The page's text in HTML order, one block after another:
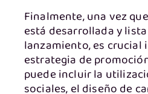
Finalmente, una vez
está desarrollada y
lanzamiento, es crucial
estrategia de
puede incluir la
sociales, el diseño de